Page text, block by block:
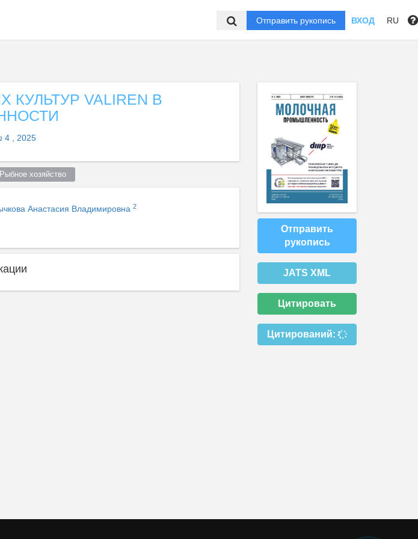
Отправить рукопись ВХОД RU
VALIREN В
4 , 2025
хозяйство
Анастасия Владимировна 2
Отправить
рукопись
JATS XML
Цитировать
Цитирований: